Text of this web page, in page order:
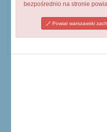
bezpośrednio na stronie
Powiat warszawski